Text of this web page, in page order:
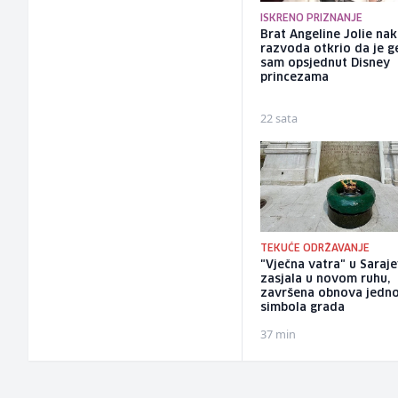
ISKRENO PRIZNANJE
Brat Angeline Jolie
razvoda otkrio da je
sam opsjednut Disney
princezama
22 sata
TEKUĆE ODRŽAVANJE
"Vječna vatra" u
zasjala u novom ruhu,
završena obnova
simbola grada
37 min